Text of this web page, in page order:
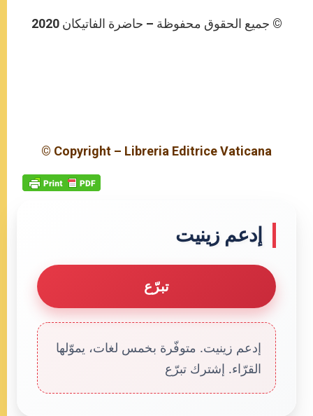
© جميع الحقوق محفوظة – حاضرة الفاتيكان 2020
© Copyright – Libreria Editrice Vaticana
إدعم زينيت
تبرّع
إدعم زينيت. متوفّرة بخمس لغات، يموّلها
القرّاء. إشترك تبرّع